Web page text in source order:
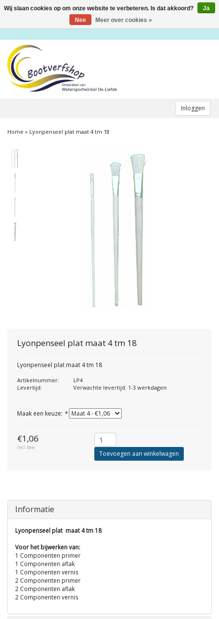
Inloggen
Toggle
Home » Lyonpenseel plat maat 4 tm 18
Lyonpenseel plat maat 4 tm 18
Lyonpenseel plat maat 4 tm 18
Artikelnummer:
LP4
Levertijd:
Verwachte levertijd: 1-3 werkdagen
Maak een keuze: *
€1,06
Incl. btw
Toevoegen aan winkelwagen
Informatie
Lyonpenseel plat maat 4 tm 18
Voor het bijwerken van:
1 Componenten primer
1 Componenten aflak
1 Componenten vernis
2 Componenten primer
2 Componenten aflak
2 Componenten vernis
Wij slaan cookies op om onze website te verbeteren. Is dat akkoord?
Ja
Nee
Meer over cookies »